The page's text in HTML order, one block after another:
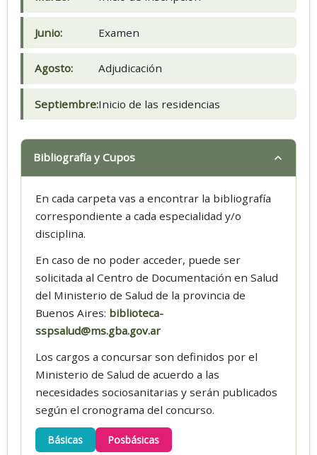
Junio: Examen
Agosto: Adjudicación
Septiembre:Inicio de las residencias
Bibliografía y Cupos
En cada carpeta vas a encontrar la bibliografía
correspondiente a cada especialidad y/o
disciplina.
En caso de no poder acceder, puede ser
solicitada al Centro de Documentación en Salud
del Ministerio de Salud de la provincia de
Buenos Aires: biblioteca-
sspsalud@ms.gba.gov.ar
Los cargos a concursar son definidos por el
Ministerio de Salud de acuerdo a las
necesidades sociosanitarias y serán publicados
según el cronograma del concurso.
Básicas Posbásicas